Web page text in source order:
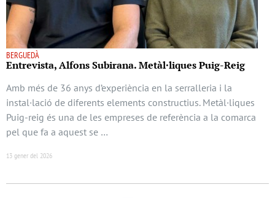
BERGUEDÀ
Entrevista, Alfons Subirana. Metàl·liques Puig-Reig
Amb més de 36 anys d’experiència en la serralleria i la
instal·lació de diferents elements constructius. Metàl·liques
Puig-reig és una de les empreses de referència a la comarca
pel que fa a aquest se …
13 gener del 2026